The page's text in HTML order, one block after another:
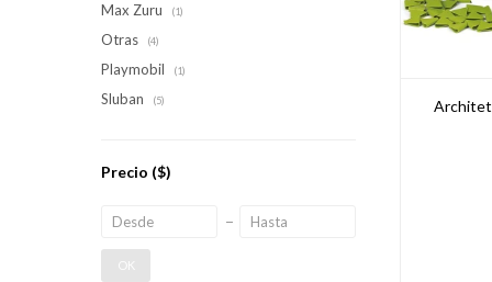
Max Zuru (1)
Otras (4)
Playmobil (1)
Sluban (5)
Precio ($)
OK